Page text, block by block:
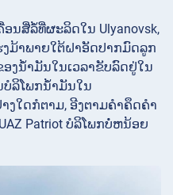
ອນສີ່ລໍ້ທີ່ຜະລິດໃນ Ulyanovsk,
ງມ້າພາຍໃຕ້ຝາອັດປາກມົດລູກ
ງນໍ້າມັນໃນເວລາຂັບລົດຢູ່ໃນ
ລິໂພກນໍ້າມັນໃນ
ງໃດກໍຕາມ, ອີງຕາມຄໍາຄຶດຄໍາ
Patriot ບໍລິໂພກບໍ່ຫນ້ອຍ